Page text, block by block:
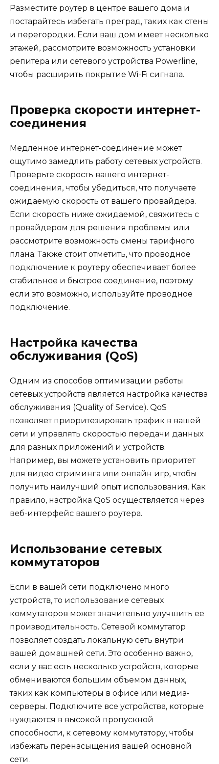
Разместите роутер в центре вашего дома и
постарайтесь избегать преград, таких как стены
и перегородки. Если ваш дом имеет несколько
этажей, рассмотрите возможность установки
репитера или сетевого устройства Powerline,
чтобы расширить покрытие Wi-Fi сигнала.
Проверка скорости интернет-
соединения
Медленное интернет-соединение может
ощутимо замедлить работу сетевых устройств.
Проверьте скорость вашего интернет-
соединения, чтобы убедиться, что получаете
ожидаемую скорость от вашего провайдера.
Если скорость ниже ожидаемой, свяжитесь с
провайдером для решения проблемы или
рассмотрите возможность смены тарифного
плана. Также стоит отметить, что проводное
подключение к роутеру обеспечивает более
стабильное и быстрое соединение, поэтому
если это возможно, используйте проводное
подключение.
Настройка качества
обслуживания (QoS)
Одним из способов оптимизации работы
сетевых устройств является настройка качества
обслуживания (Quality of Service). QoS
позволяет приоритезировать трафик в вашей
сети и управлять скоростью передачи данных
для разных приложений и устройств.
Например, вы можете установить приоритет
для видео стриминга или онлайн игр, чтобы
получить наилучший опыт использования. Как
правило, настройка QoS осуществляется через
веб-интерфейс вашего роутера.
Использование сетевых
коммутаторов
Если в вашей сети подключено много
устройств, то использование сетевых
коммутаторов может значительно улучшить ее
производительность. Сетевой коммутатор
позволяет создать локальную сеть внутри
вашей домашней сети. Это особенно важно,
если у вас есть несколько устройств, которые
обмениваются большим объемом данных,
таких как компьютеры в офисе или медиа-
серверы. Подключите все устройства, которые
нуждаются в высокой пропускной
способности, к сетевому коммутатору, чтобы
избежать перенасыщения вашей основной
сети.